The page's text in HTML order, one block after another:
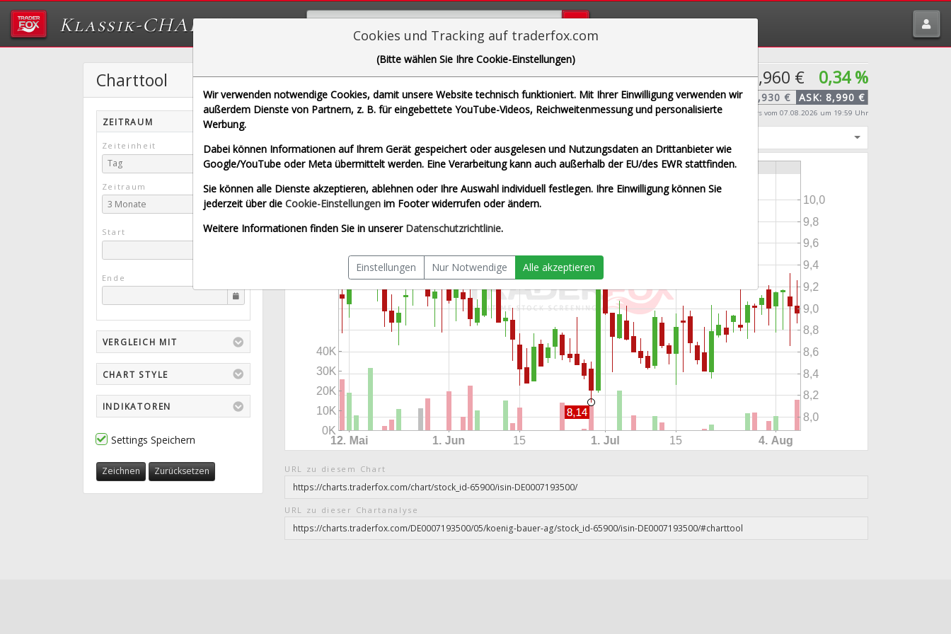
Klassik-CHARTTOOL
Koenig & Bauer AG
[SKB | WKN 719350 | ISIN DE0007193500]
8,960 € 0,34 %
BID: 8,930 € ASK: 8,990 €
Echtzeit-Aktienkurs vom 07.08.2026 um 19:59 Uhr
URL zu diesem Chart
URL zu dieser Chartanalyse
Charttool
ZEITRAUM
Zeiteinheit
Tag
Zeitraum
3 Monate
Start
Ende
VERGLEICH MIT
CHART STYLE
INDIKATOREN
Settings Speichern
Zeichnen Zurücksetzen
Cookies und Tracking auf traderfox.com
(Bitte wählen Sie Ihre Cookie-Einstellungen)
Wir verwenden notwendige Cookies, damit unsere Website technisch funktioniert. Mit Ihrer Einwilligung verwenden wir
außerdem Dienste von Partnern, z. B. für eingebettete YouTube-Videos, Reichweitenmessung und personalisierte
Werbung.
Dabei können Informationen auf Ihrem Gerät gespeichert oder ausgelesen und Nutzungsdaten an Drittanbieter wie
Google/YouTube oder Meta übermittelt werden. Eine Verarbeitung kann auch außerhalb der EU/des EWR stattfinden.
Sie können alle Dienste akzeptieren, ablehnen oder Ihre Auswahl individuell festlegen. Ihre Einwilligung können Sie
jederzeit über die Cookie-Einstellungen im Footer widerrufen oder ändern.
Weitere Informationen finden Sie in unserer Datenschutzrichtlinie.
Einstellungen Nur Notwendige Alle akzeptieren